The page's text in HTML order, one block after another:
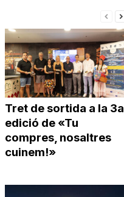
Tret de sortida a la 3a
edició de «Tu
compres, nosaltres
cuinem!»